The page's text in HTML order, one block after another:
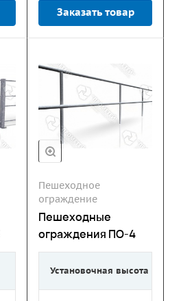
Заказать товар
Пешеходное
ограждение
Пешеходные
ограждения ПО-4
Установочная высота